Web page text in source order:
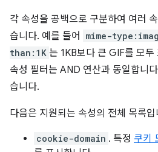
각 속성을 공백으로 구분하여 여러
습니다. 예를 들어
mime-
than:1K 는 1KB보다 큰 GIF를 모
속성 필터는 AND 연산과 동일합니
습니다.
다음은 지원되는 속성의 전체 목록입
cookie-domain . 특정 쿠키